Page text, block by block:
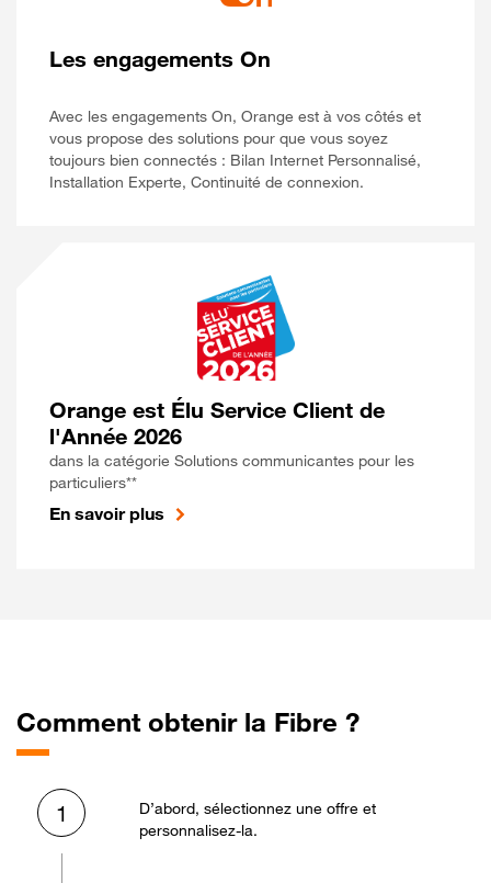
Les engagements On
Avec les engagements On, Orange est à vos côtés et
vous propose des solutions pour que vous soyez
toujours bien connectés : Bilan Internet Personnalisé,
Installation Experte, Continuité de connexion.
Orange est Élu Service Client de
l'Année 2026
dans la catégorie Solutions communicantes pour les
particuliers**
En savoir plus
Comment obtenir la Fibre ?
1
D’abord, sélectionnez une offre et
personnalisez-la.